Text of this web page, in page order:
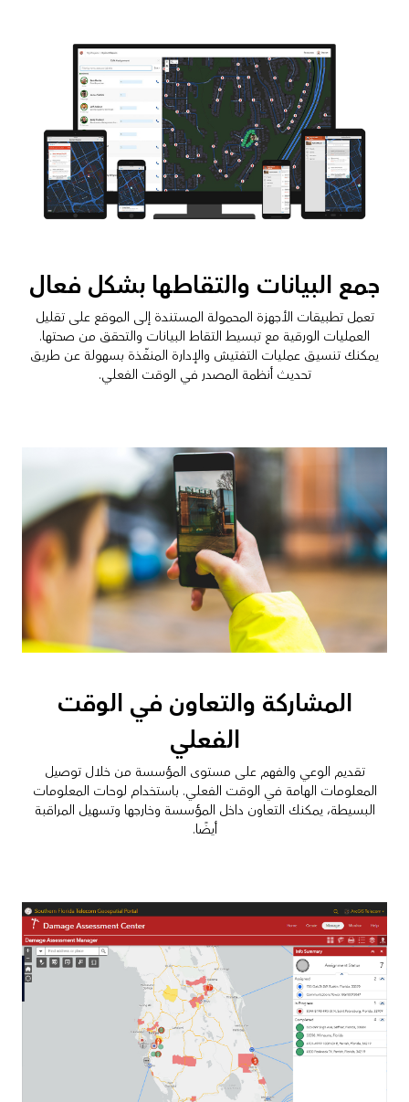
جمع البيانات والتقاطها بشكل فعال
تعمل تطبيقات الأجهزة المحمولة المستندة إلى الموقع على تقليل
العمليات الورقية مع تبسيط التقاط البيانات والتحقق من صحتها.
يمكنك تنسيق عمليات التفتيش والإدارة المنفّذة بسهولة عن طريق
تحديث أنظمة المصدر في الوقت الفعلي.
المشاركة والتعاون في الوقت
الفعلي
تقديم الوعي والفهم على مستوى المؤسسة من خلال توصيل
المعلومات الهامة في الوقت الفعلي. باستخدام لوحات المعلومات
البسيطة، يمكنك التعاون داخل المؤسسة وخارجها وتسهيل المراقبة
أيضًا.